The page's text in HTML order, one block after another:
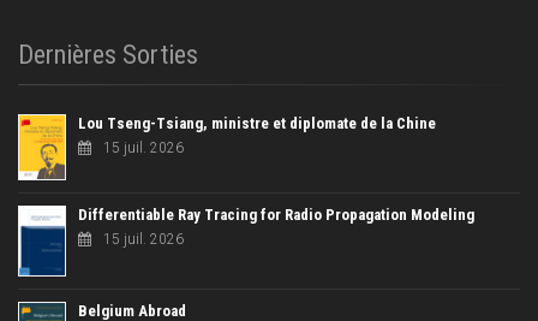
Dernières Sorties
Lou Tseng-Tsiang, ministre et diplomate de la Chine
15 juil. 2026
Differentiable Ray Tracing for Radio Propagation Modeling
15 juil. 2026
Belgium Abroad